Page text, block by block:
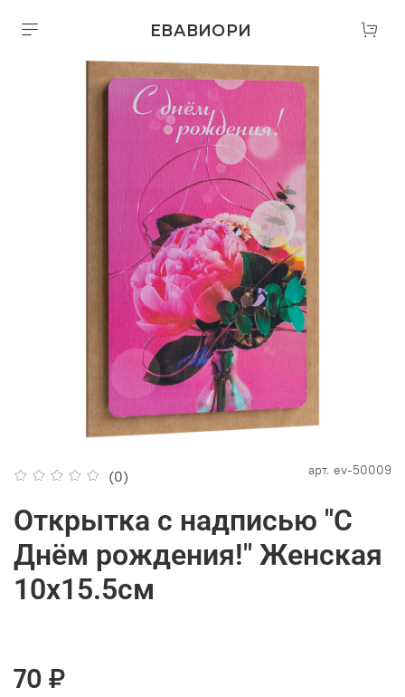
ЕВАВИОРИ
(0) арт. ev-50009
Открытка с надписью "С
Днём рождения!" Женская
10х15.5см
70 ₽